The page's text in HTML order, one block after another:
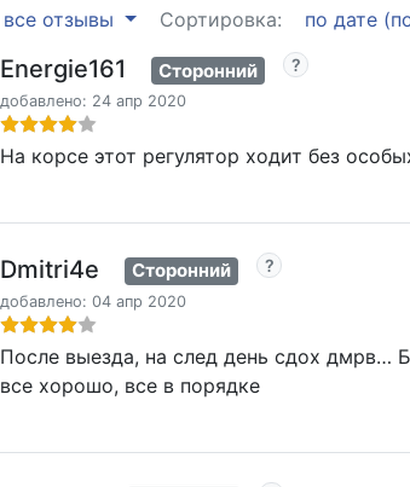
все отзывы Сортировка: по дате
Energie161 Сторонний
добавлено: 24 апр 2020
На корсе этот регулятор ходит без
Dmitri4e Сторонний
добавлено: 04 апр 2020
После выезда, на след день сдох дмрв…
все хорошо, все в порядке